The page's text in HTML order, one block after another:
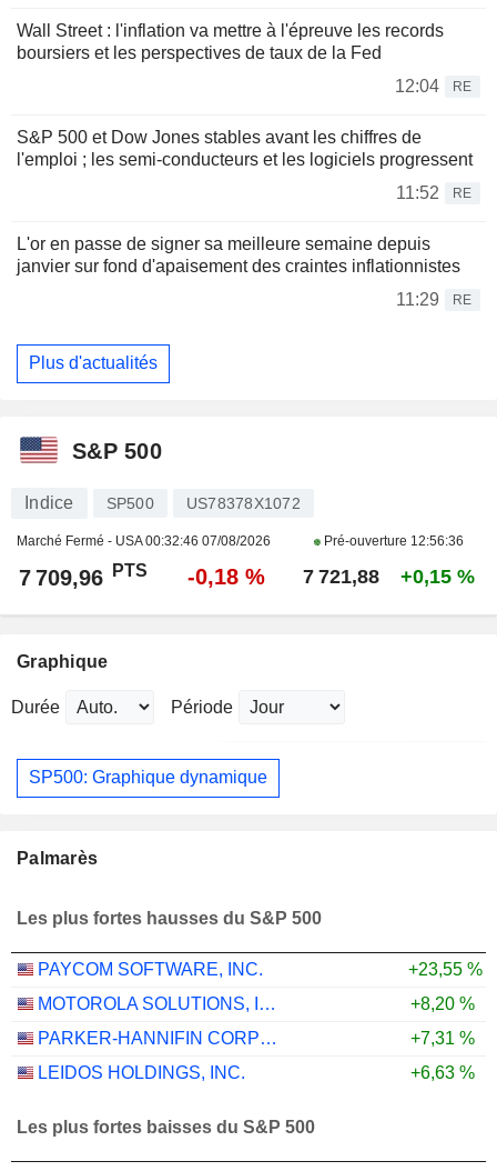
Wall Street : l'inflation va mettre à l'épreuve les records
boursiers et les perspectives de taux de la Fed
12:04
RE
S&P 500 et Dow Jones stables avant les chiffres de
l'emploi ; les semi-conducteurs et les logiciels progressent
11:52
RE
L'or en passe de signer sa meilleure semaine depuis
janvier sur fond d'apaisement des craintes inflationnistes
11:29
RE
Plus d'actualités
S&P 500
Indice SP500 US78378X1072
Marché Fermé - USA00:32:46 07/08/2026 Pré-ouverture 12:56:36
7 709,96 PTS -0,18 % 7 721,88 +0,15 %
Graphique
Durée Période
SP500: Graphique dynamique
Palmarès
Les plus fortes hausses du S&P 500
PAYCOM SOFTWARE, INC.
+23,55 %
MOTOROLA SOLUTIONS, INC.
+8,20 %
PARKER-HANNIFIN CORPORATION
+7,31 %
LEIDOS HOLDINGS, INC.
+6,63 %
Les plus fortes baisses du S&P 500